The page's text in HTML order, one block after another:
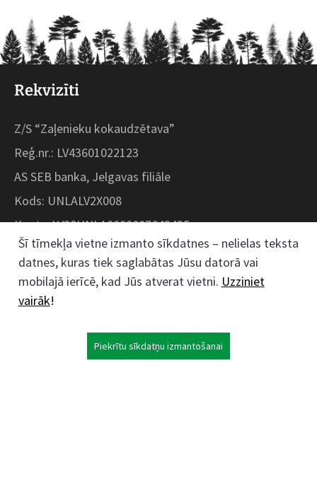
Rekvizīti
Z/S “Zaļenieku kokaudzētava”
Reģ.nr.: LV43601022123
AS SEB banka, Jelgavas filiāle
Kods: UNLALV2X008
Konts: LV28UNLA0008007643435
Kokaudzētavas iela 1, Zaļenieki, Zaļenieku
pagasts, Jelgavas novads, LV- 3011, Latvija
Šī tīmekļa vietne izmanto sīkdatnes – nelielas teksta
datnes, kuras tiek saglabātas Jūsu datorā vai
mobilajā ierīcē, kad Jūs atverat vietni. Uzziniet
vairāk!
Piekrītu sīkdatņu izmantošanai